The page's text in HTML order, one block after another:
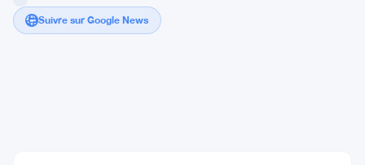
Suivre sur Google News